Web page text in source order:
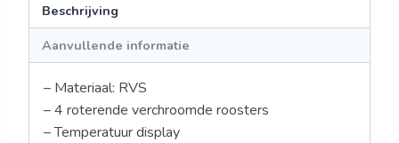
Beschrijving
Aanvullende informatie
– Materiaal: RVS
– 4 roterende verchroomde roosters
– Temperatuur display